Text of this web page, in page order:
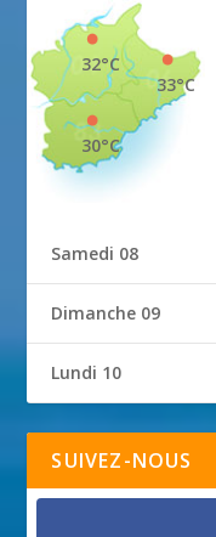
33°C
32°C
30°C
Samedi 08
Dimanche 09
Lundi 10
SUIVEZ-NOUS